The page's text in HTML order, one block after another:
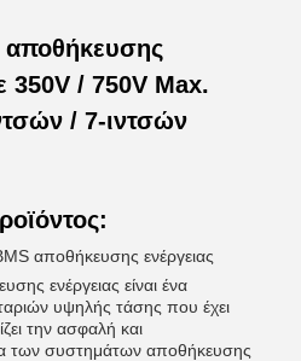
αποθήκευσης
350V / 750V Max.
/ 7-ιντσών
αποθήκευσης ενέργειας
ενέργειας είναι ένα
υψηλής τάσης που έχει
την ασφαλή και
των συστημάτων αποθήκευσης